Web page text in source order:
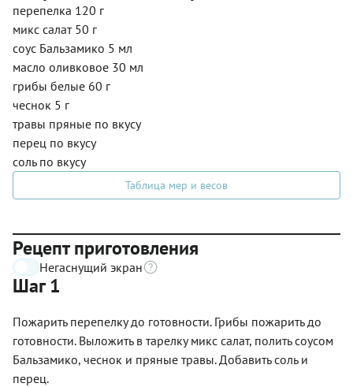
перепелка 120 г
микс салат 50 г
соус Бальзамико 5 мл
масло оливковое 30 мл
грибы белые 60 г
чеснок 5 г
травы пряные по вкусу
перец по вкусу
соль по вкусу
Таблица мер и весов
Рецепт приготовления
Негаснущий экран
Шаг 1
Пожарить перепелку до готовности. Грибы пожарить до
готовности. Выложить в тарелку микс салат, полить соусом
Бальзамико, чеснок и пряные травы. Добавить соль и
перец.